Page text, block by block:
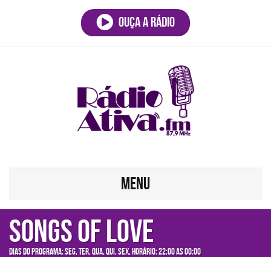
Ouça a rádio
MENU
Songs OF Love
Dias do programa: seg, ter, qua, qui, sex, Horário: 22:00 as 00:00